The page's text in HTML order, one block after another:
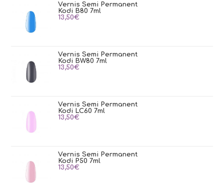
Vernis Semi Permanent
Kodi B80 7ml
13,50€
Vernis Semi Permanent
Kodi BW80 7ml
13,50€
Vernis Semi Permanent
Kodi LC60 7ml
13,50€
Vernis Semi Permanent
Kodi P50 7ml
13,50€